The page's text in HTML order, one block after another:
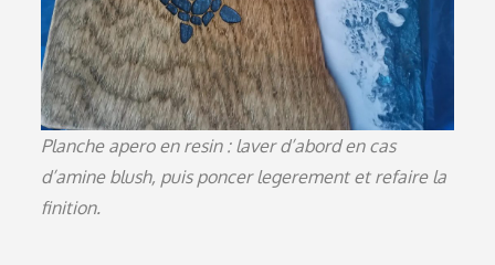
Planche apero en resin : laver d’abord en cas
d’amine blush, puis poncer legerement et refaire la
finition.